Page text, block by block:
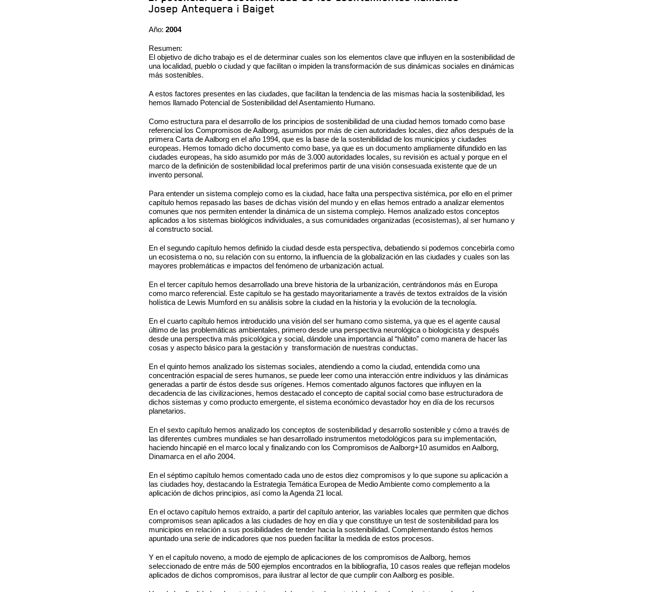
Josep Antequera i Baiget
Año:2004
Resumen:
El objetivo de dicho trabajo es el de determinar cuales son los elementos clave que influyen en la sostenibilidad de
una localidad, pueblo o ciudad y que facilitan o impiden la transformación de sus dinámicas sociales en dinámicas
más sostenibles.
A estos factores presentes en las ciudades, que facilitan la tendencia de las mismas hacia la sostenibilidad, les
hemos llamado Potencial de Sostenibilidad del Asentamiento Humano.
Como estructura para el desarrollo de los principios de sostenibilidad de una ciudad hemos tomado como base
referencial los Compromisos de Aalborg, asumidos por más de cien autoridades locales, diez años después de la
primera Carta de Aalborg en el año 1994, que es la base de la sostenibilidad de los municipios y ciudades
europeas. Hemos tomado dicho documento como base, ya que es un documento ampliamente difundido en las
ciudades europeas, ha sido asumido por más de 3.000 autoridades locales, su revisión es actual y porque en el
marco de la definición de sostenibilidad local preferimos partir de una visión consesuada existente que de un
invento personal.
Para entender un sistema complejo como es la ciudad, hace falta una perspectiva sistémica, por ello en el primer
capítulo hemos repasado las bases de dichas visión del mundo y en ellas hemos entrado a analizar elementos
comunes que nos permiten entender la dinámica de un sistema complejo. Hemos analizado estos conceptos
aplicados a los sistemas biológicos individuales, a sus comunidades organizadas (ecosistemas), al ser humano y
al constructo social.
En el segundo capítulo hemos definido la ciudad desde esta perspectiva, debatiendo si podemos concebirla como
un ecosistema o no, su relación con su entorno, la influencia de la globalización en las ciudades y cuales son las
mayores problemáticas e impactos del fenómeno de urbanización actual.
En el tercer capítulo hemos desarrollado una breve historia de la urbanización, centrándonos más en Europa
como marco referencial. Este capítulo se ha gestado mayoritariamente a través de textos extraídos de la visión
holística de Lewis Mumford en su análisis sobre la ciudad en la historia y la evolución de la tecnología.
En el cuarto capítulo hemos introducido una visión del ser humano como sistema, ya que es el agente causal
último de las problemáticas ambientales, primero desde una perspectiva neurológica o biologicista y después
desde una perspectiva más psicológica y social, dándole una importancia al “hábito” como manera de hacer las
cosas y aspecto básico para la gestación y transformación de nuestras conductas.
En el quinto hemos analizado los sistemas sociales, atendiendo a como la ciudad, entendida como una
concentración espacial de seres humanos, se puede leer como una interacción entre individuos y las dinámicas
generadas a partir de éstos desde sus orígenes. Hemos comentado algunos factores que influyen en la
decadencia de las civilizaciones, hemos destacado el concepto de capital social como base estructuradora de
dichos sistemas y como producto emergente, el sistema económico devastador hoy en día de los recursos
planetarios.
En el sexto capítulo hemos analizado los conceptos de sostenibilidad y desarrollo sostenible y cómo a través de
las diferentes cumbres mundiales se han desarrollado instrumentos metodológicos para su implementación,
haciendo hincapié en el marco local y finalizando con los Compromisos de Aalborg+10 asumidos en Aalborg,
Dinamarca en el año 2004.
En el séptimo capítulo hemos comentado cada uno de estos diez compromisos y lo que supone su aplicación a
las ciudades hoy, destacando la Estrategia Temática Europea de Medio Ambiente como complemento a la
aplicación de dichos principios, así como la Agenda 21 local.
En el octavo capítulo hemos extraído, a partir del capítulo anterior, las variables locales que permiten que dichos
compromisos sean aplicados a las ciudades de hoy en día y que constituye un test de sostenibilidad para los
municipios en relación a sus posibilidades de tender hacia la sostenibilidad. Complementando éstos hemos
apuntado una serie de indicadores que nos pueden facilitar la medida de estos procesos.
Y en el capítulo noveno, a modo de ejemplo de aplicaciones de los compromisos de Aalborg, hemos
seleccionado de entre más de 500 ejemplos encontrados en la bibliografía, 10 casos reales que reflejan modelos
aplicados de dichos compromisos, para ilustrar al lector de que cumplir con Aalborg es posible.